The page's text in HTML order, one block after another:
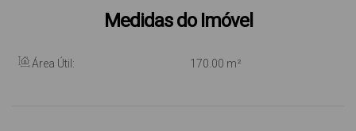
Medidas do Imóvel
Área Útil: 170.00 m²